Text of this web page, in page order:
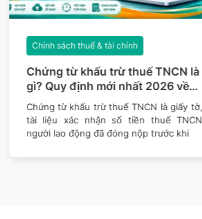
Chứng từ khấu trừ thuế TNCN là
gì? Quy định mới nhất 2026 về
chứng từ điện tử
Chính sách thuế & tài chính
Chứng từ khấu trừ thuế TNCN là giấy tờ,
tài liệu xác nhận số tiền thuế TNCN
người lao động đã đóng nộp trước khi